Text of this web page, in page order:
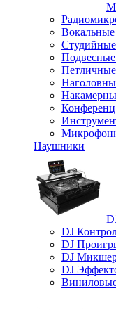
Подвесные
Наушники
DJ
DJ
DJ
DJ